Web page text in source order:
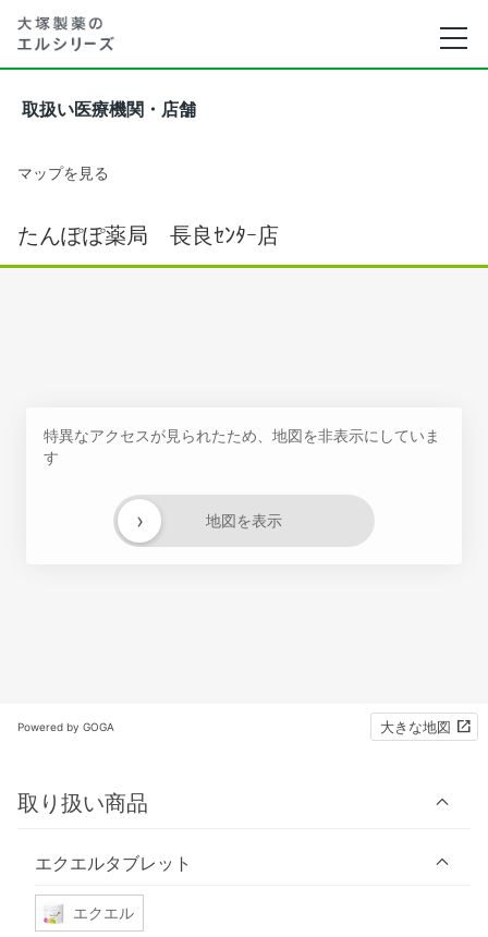
取扱い医療機関・店舗
マップを見る
たんぽぽ薬局 長良ｾﾝﾀｰ店
特異なアクセスが見られたため、地図を非表示にしていま
す
地図を表示
›
Powered by GOGA 大きな地図
取り扱い商品
エクエルタブレット
エクエル